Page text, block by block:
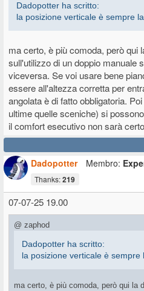
Dadopotter ha scritto:
la posizione verticale è sempre
ma certo, è più comoda, però qui
sull'utilizzo di un doppio manuale
viceversa. Se voi usare bene
essere all'altezza corretta per
angolata è di fatto obbligatoria.
ultime quelle sceniche) si
il comfort esecutivo non sarà
Dadopotter
Membro:
Thanks:219
07-07-25 19.00
@ zaphod
Dadopotter ha scritto:
la posizione verticale è sempre
ma certo, è più comoda, però qui la